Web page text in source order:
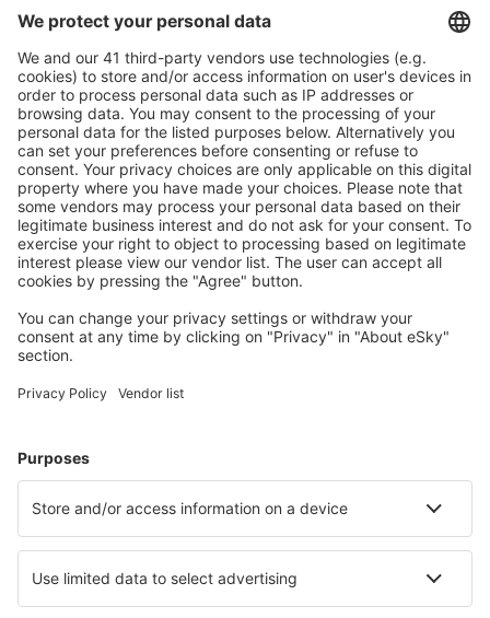
Bezproblémová rezervace s možností bezplatného
zrušení.
S námi ušetříte
Atraktivní ceny a speciální nabídky pro přihlášené
uživatele.
Ubytování dle vašeho gusta
Vyberte si z více než 1.3 milionu zařízení: hotelů,
apartmánů, chat a dalších.
Uživateli eSky nejčastěji hledané ubytování
Ubytování v Brazílii - Oblíbená města
Ubytování v Sao Paulu Ubytování v Belému
Ubytování v Curitibě Ubytování in Alto Paraíso de Goiás